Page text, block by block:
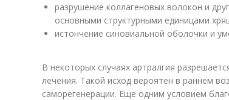
разрушение коллагеновых волокон и
основными структурными единицами
истончение синовиальной оболочки и
В некоторых случаях артралгия
лечения. Такой исход вероятен в раннем
саморегенерации. Еще одним условием